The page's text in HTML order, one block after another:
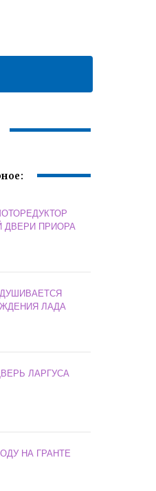
ДВЕРИ ПРИОРА
ЛАДА
ЛАРГУСА
НА ГРАНТЕ